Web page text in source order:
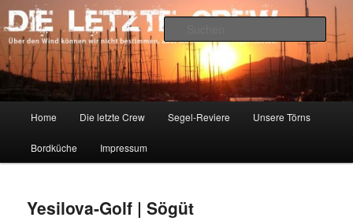
Zum
primären
Inhalt
springenDIE LETZTE CREW
Über den Wind können wir nicht bestimmen, aber wir können die Segel
richten.
Home Die letzte Crew Segel-Reviere Unsere Törns
Bordküche Impressum
Yesilova-Golf | Sögüt